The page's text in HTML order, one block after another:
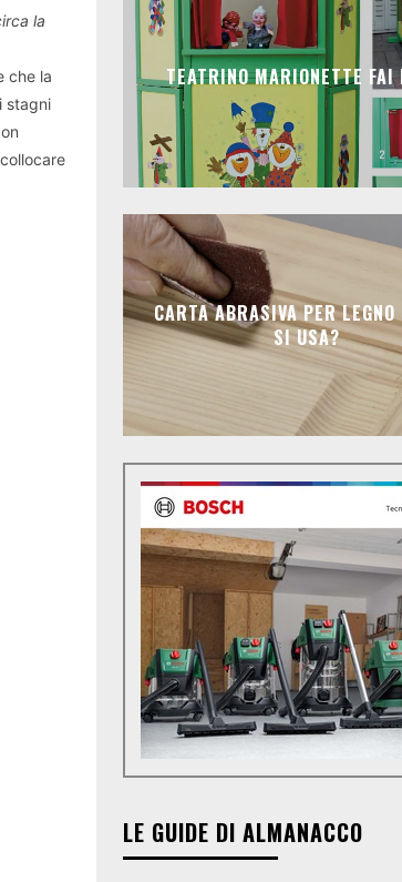
la
che la
stagni
TEATRINO MARIONETTE FAI
CARTA ABRASIVA PER LEGNO
SI USA?
LE GUIDE DI ALMANACCO